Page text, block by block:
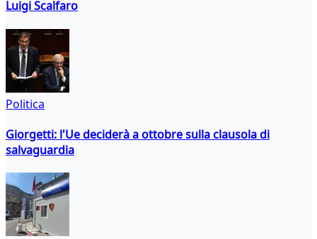
Luigi Scalfaro
Politica
Giorgetti: l'Ue deciderà a ottobre sulla clausola di
salvaguardia